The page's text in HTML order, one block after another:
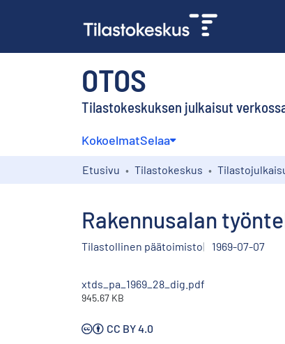
OTOS
Tilastokeskuksen julkaisut
KokoelmatSelaa
Etusivu Tilastokeskus
Rakennusalan
Tilastollinen päätoimisto 1969-07-07
xtds_pa_1969_28_dig.pdf
945.67 KB
CC BY 4.0